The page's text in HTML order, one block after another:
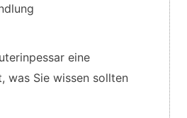
eine
was Sie wissen sollten